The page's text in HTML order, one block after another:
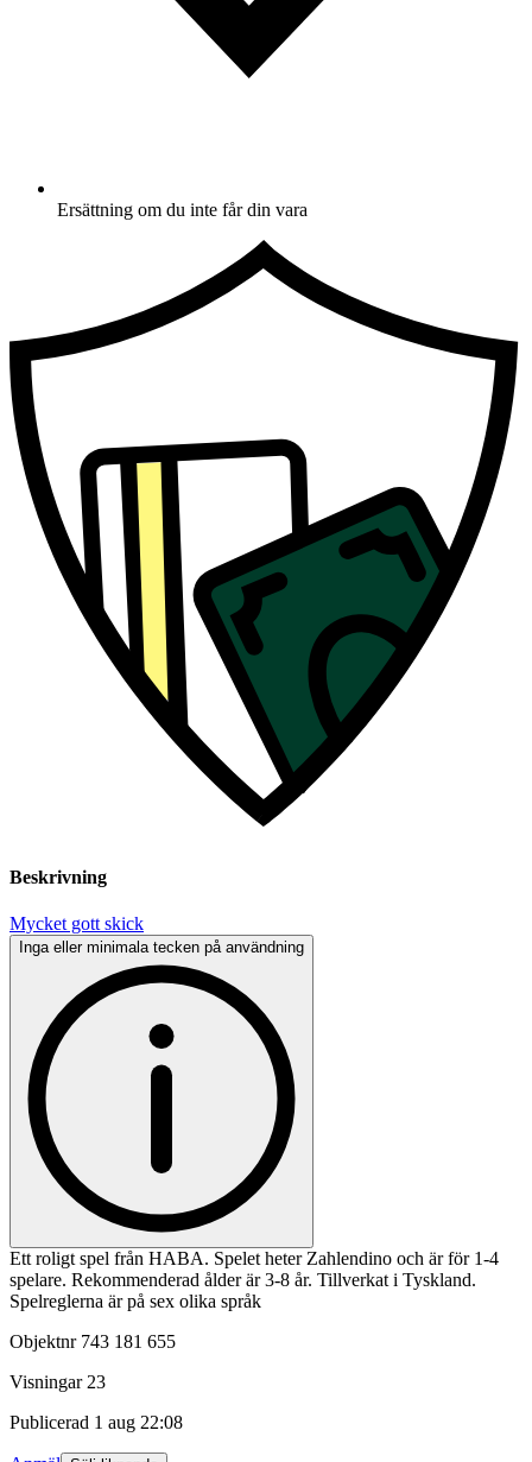
Ersättning om du inte får din vara
Beskrivning
Mycket gott skick
Inga eller minimala tecken på användning
Ett roligt spel från HABA. Spelet heter Zahlendino och är för 1-4
spelare. Rekommenderad ålder är 3-8 år. Tillverkat i Tyskland.
Spelreglerna är på sex olika språk
Objektnr 743 181 655
Visningar 23
Publicerad 1 aug 22:08